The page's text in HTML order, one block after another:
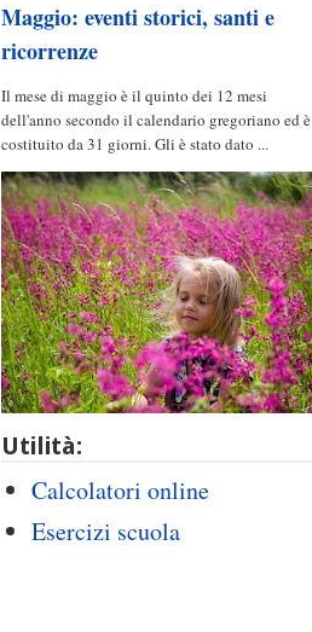
Maggio: eventi storici, santi e
ricorrenze
Il mese di maggio è il quinto dei 12 mesi
dell'anno secondo il calendario gregoriano ed è
costituito da 31 giorni. Gli è stato dato ...
Utilità:
Calcolatori online
Esercizi scuola